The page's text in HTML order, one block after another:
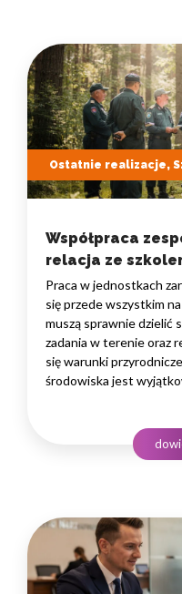
Ostatnie realizacje,
Współpraca
relacja ze
Praca w jednostkach
się przede wszystkim
muszą sprawnie dzielić
zadania w terenie oraz
się warunki
środowiska jest
podejmowania decyzji.
to nie pojedyncze